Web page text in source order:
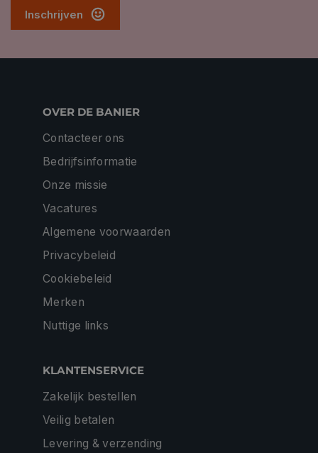
Inschrijven
OVER DE BANIER
Contacteer ons
Bedrijfsinformatie
Onze missie
Vacatures
Algemene voorwaarden
Privacybeleid
Cookiebeleid
Merken
Nuttige links
KLANTENSERVICE
Zakelijk bestellen
Veilig betalen
Levering & verzending